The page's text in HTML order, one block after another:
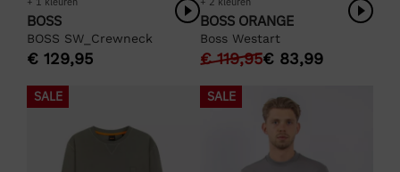
BOSS
BOSS SW_Crewneck
€ 129,95
BOSS ORANGE
Boss Westart
€119,95€ 83,99
SALE SALE